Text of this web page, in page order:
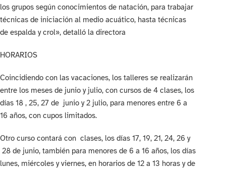
los grupos según conocimientos de natación, para trabajar
técnicas de iniciación al medio acuático, hasta técnicas
de espalda y crol», detalló la directora
HORARIOS
Coincidiendo con las vacaciones, los talleres se realizarán
entre los meses de junio y julio, con cursos de 4 clases, los
días 18 , 25, 27 de junio y 2 julio, para menores entre 6 a
16 años, con cupos limitados.
Otro curso contará con clases, los días 17, 19, 21, 24, 26 y
28 de junio, también para menores de 6 a 16 años, los días
lunes, miércoles y viernes, en horarios de 12 a 13 horas y de